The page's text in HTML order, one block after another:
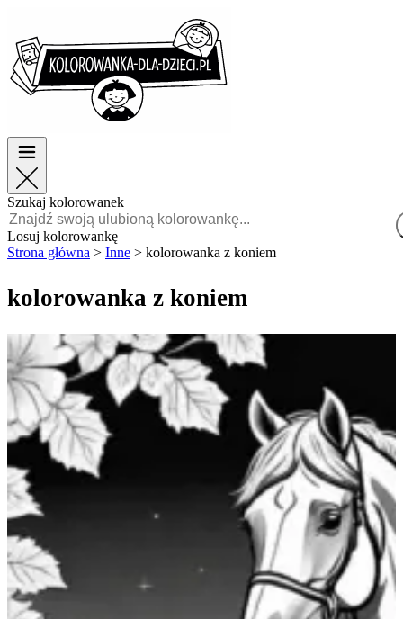
TOP kategorie
Dla chłopców
Dla dziewczynek
Polski
POLSKI
FRANÇAIS
MALAGASY
TIẾNG
VIỆT
TOP kategorie
Dla chłopców
Dla dziewczynek
Szukaj kolorowanek
Losuj kolorowankę
Strona główna > Inne > kolorowanka z koniem
kolorowanka z koniem